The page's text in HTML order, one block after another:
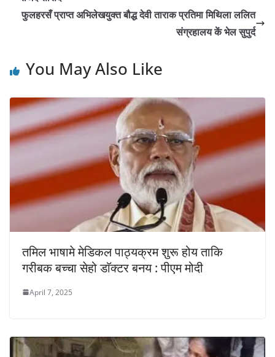
फुलहरसँ प्राप्त अभिलेखयुक्त बौद्ध देवी ताराक प्रतिमा मिथिला ललित
संग्रहालय कें भेल सुपुर्द
You May Also Like
तमिल भाषामे मेडिकल पाठ्यक्रम शुरू होय ताकि
गरीबक बच्चा सेहो डाॅक्टर बनय : पीएम मोदी
April 7, 2025